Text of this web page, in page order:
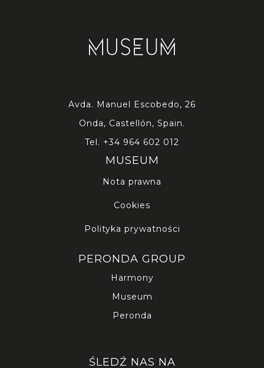
Avda. Manuel Escobedo, 26
Onda, Castellón, Spain.
Tel. +34 964 602 012
MUSEUM
Nota prawna
Cookies
Polityka prywatności
PERONDA GROUP
Harmony
Museum
Peronda
ŚLEDŹ NAS NA